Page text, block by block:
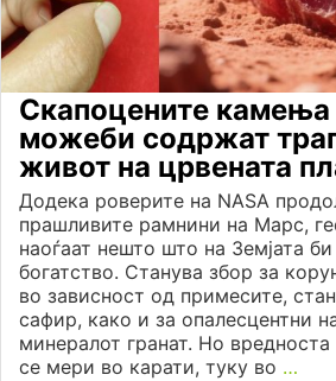
Скапоцените
можеби содржат
живот на црвената
Додека роверите на NASA
прашливите рамнини на Марс,
наоѓаат нешто што на Земјата
богатство. Станува збор за
во зависност од примесите,
сафир, како и за опалесцентни
минералот гранат. Но
се мери во карати, туку во …